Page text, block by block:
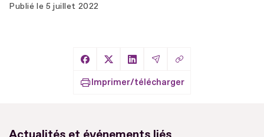
Publié le 5 juillet 2022
Partager sur Facebook
Partager sur X
Partager sur LinkedIn
Partager par Email
Copier le lien
Imprimer/télécharger
Actualités et événements liés